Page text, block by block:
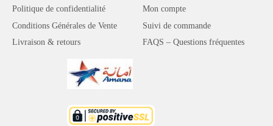
Politique de confidentialité
Conditions Générales de Vente
Livraison & retours
Mon compte
Suivi de commande
FAQS – Questions fréquentes